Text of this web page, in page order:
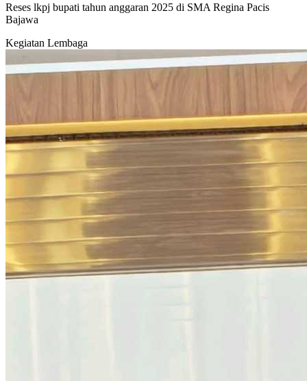
Reses lkpj bupati tahun anggaran 2025 di SMA Regina Pacis
Bajawa
Kegiatan Lembaga